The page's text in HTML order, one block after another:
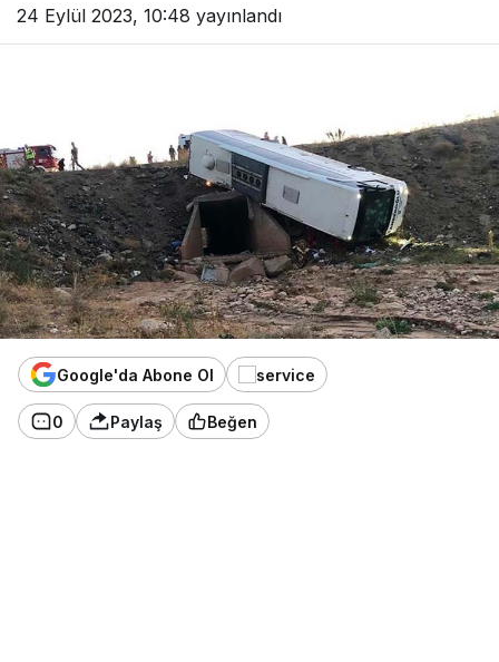
ndı
24 Eylül 2023, 10:48 yayınlandı
Google'da Abone Ol
0 Paylaş Beğen